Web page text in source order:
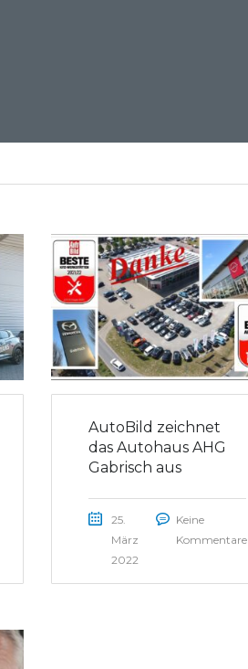
AutoBild zeichnet
das Autohaus AHG
Gabrisch aus
25.
März
2022
Keine
Kommentare